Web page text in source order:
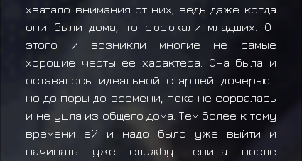
хватало внимания от них, ведь даже когда
они были дома, то сюсюкали младших. От
этого и возникли многие не самые
хорошие черты её характера. Она была и
оставалось идеальной старшей дочерью...
но до поры до времени, пока не сорвалась
и не ушла из общего дома. Тем более к тому
времени ей и надо было уже выйти и
начинать уже службу генина после